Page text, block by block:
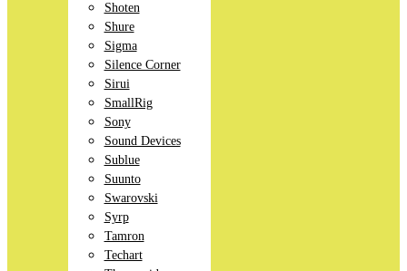
Shoten
Shure
Sigma
Silence Corner
Sirui
SmallRig
Sony
Sound Devices
Sublue
Suunto
Swarovski
Syrp
Tamron
Techart